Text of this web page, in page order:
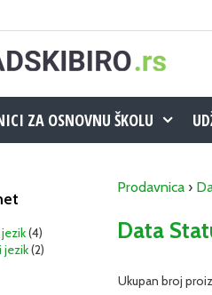
ZA OSNOVNU ŠKOLU
Prodavnica ›
Data
Ukupan broj
(4)
jezik(2)